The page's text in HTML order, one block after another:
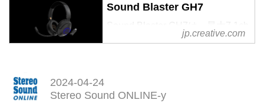
Sound Blaster GH7
のUSBオーディオが楽しめるBT-
ヘッドセットで、LC3plusに対応
jp.creative.com
2024-04-24
Stereo Sound ONLINE-y